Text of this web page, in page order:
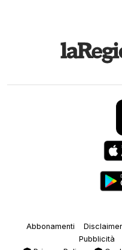
Abbonamenti Disclaimer
Pubblicità